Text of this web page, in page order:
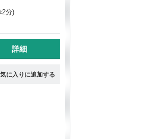
2分)
詳細
に入りに追加する